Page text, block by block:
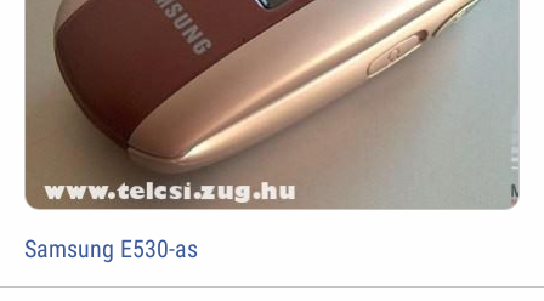
Samsung E530-as